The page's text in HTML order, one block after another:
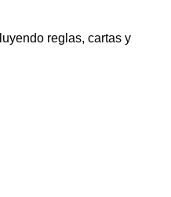
reglas, cartas y